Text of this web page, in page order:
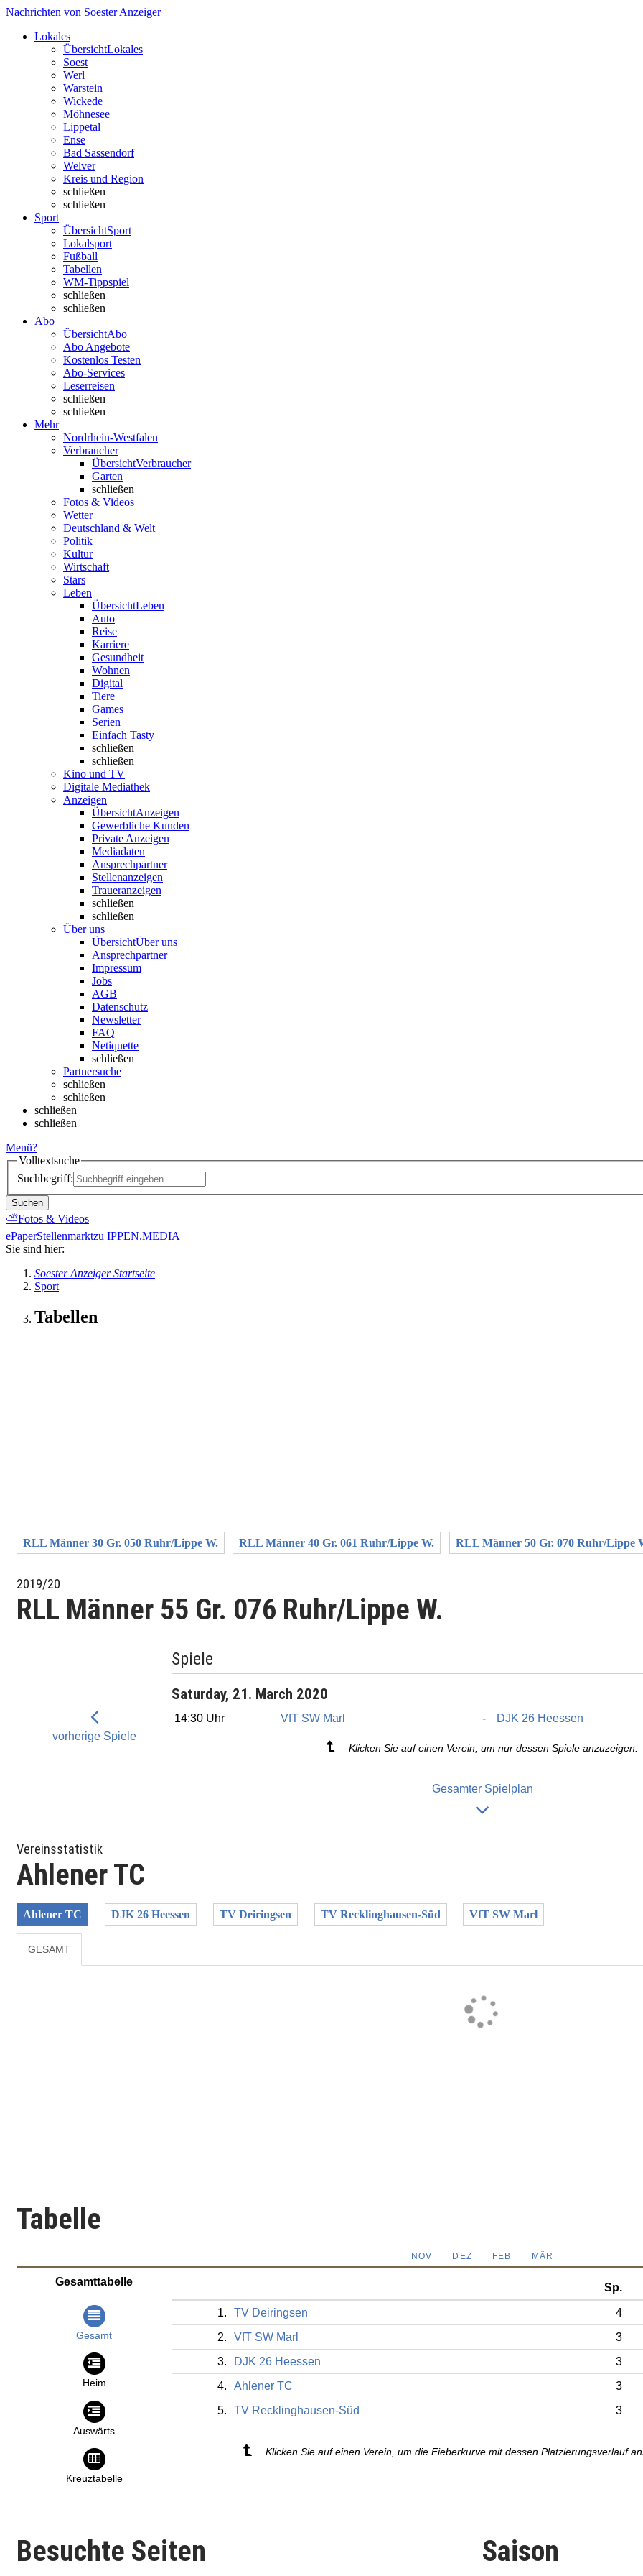
Nachrichten von Soester Anzeiger
Lokales
ÜbersichtLokales
Soest
Werl
Warstein
Wickede
Möhnesee
Lippetal
Ense
Bad Sassendorf
Welver
Kreis und Region
schließen
schließen
Sport
ÜbersichtSport
Lokalsport
Fußball
Tabellen
WM-Tippspiel
schließen
schließen
Abo
ÜbersichtAbo
Abo Angebote
Kostenlos Testen
Abo-Services
Leserreisen
schließen
schließen
Mehr
Nordrhein-Westfalen
Verbraucher
ÜbersichtVerbraucher
Garten
schließen
Fotos & Videos
Wetter
Deutschland & Welt
Politik
Kultur
Wirtschaft
Stars
Leben
ÜbersichtLeben
Auto
Reise
Karriere
Gesundheit
Wohnen
Digital
Tiere
Games
Serien
Einfach Tasty
schließen
schließen
Kino und TV
Digitale Mediathek
Anzeigen
ÜbersichtAnzeigen
Gewerbliche Kunden
Private Anzeigen
Mediadaten
Ansprechpartner
Stellenanzeigen
Traueranzeigen
schließen
schließen
Über uns
ÜbersichtÜber uns
Ansprechpartner
Impressum
Jobs
AGB
Datenschutz
Newsletter
FAQ
Netiquette
schließen
Partnersuche
schließen
schließen
schließen
schließen
Menü?
Volltextsuche
Suchbegriff:
Suchen
⛅Fotos & Videos
ePaperStellenmarktzu IPPEN.MEDIA
Sie sind hier:
Soester Anzeiger Startseite
Sport
Tabellen
RLL Männer 30 Gr. 050 Ruhr/Lippe W. RLL Männer 40 Gr. 061 Ruhr/Lippe W. RLL Männer 50 Gr. 070 Ruhr/Lippe
2019/20
RLL Männer 55 Gr. 076 Ruhr/Lippe W.
vorherige Spiele
Spiele
Saturday, 21. March 2020
14:30 Uhr VfT SW Marl DJK 26 Heessen
Klicken Sie auf einen Verein, um nur dessen Spiele anzuzeigen.
Gesamter Spielplan
Vereinsstatistik
Ahlener TC
Ahlener TC DJK 26 Heessen TV Deiringsen TV Recklinghausen-Süd VfT SW Marl
GESAMT
Tabelle
NOV DEZ FEB MÄR
Gesamttabelle
Gesamt
Heim
Auswärts
Kreuztabelle
Sp.
1. TV Deiringsen 4
2.
VfT SW Marl 3
3.
DJK 26 Heessen 3
4.
Ahlener TC 3
5.
TV Recklinghausen-Süd 3
Klicken Sie auf einen Verein, um die Fieberkurve mit dessen Platzierungsverlauf
Besuchte Seiten Saison